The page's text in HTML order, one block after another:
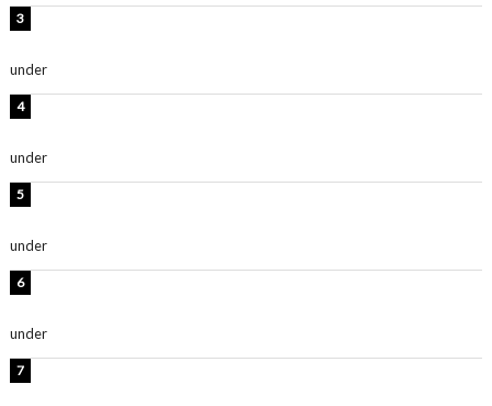
under
under
under
under